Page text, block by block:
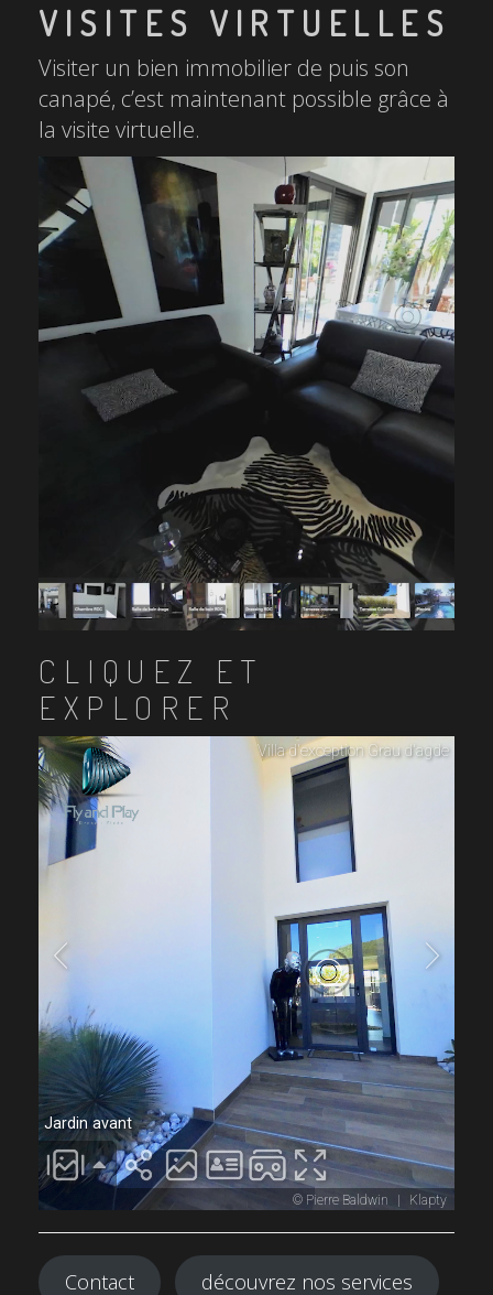
VISITES VIRTUELLES
Visiter un bien immobilier de puis son
canapé, c’est maintenant possible grâce à
la visite virtuelle.
CLIQUEZ ET
EXPLORER
Contact découvrez nos services